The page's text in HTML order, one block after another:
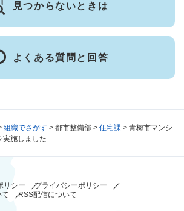
組織でさがす > 都市整備部 > 住宅課 > 青梅市マンシ
実施しました
見つからないときは
よくある質問と回答
リシー
プライバシーポリシー
RSS配信について